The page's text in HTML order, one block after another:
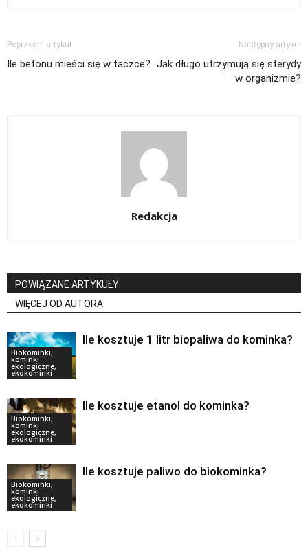
Poprzedni artykuł
Ile betonu mieści się w taczce?
Następny artykuł
Jak długo utrzymują się sterydy
w organizmie?
Redakcja
POWIĄZANE ARTYKUŁY
WIĘCEJ OD AUTORA
Biokominki,
kominki
ekologiczne,
ekokominki
Ile kosztuje 1 litr biopaliwa do kominka?
Biokominki,
kominki
ekologiczne,
ekokominki
Ile kosztuje etanol do kominka?
Biokominki,
kominki
ekologiczne,
ekokominki
Ile kosztuje paliwo do biokominka?